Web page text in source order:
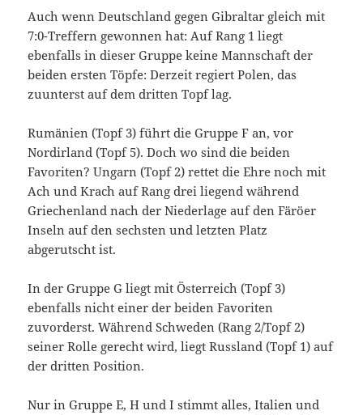
Auch wenn Deutschland gegen Gibraltar gleich mit
7:0-Treffern gewonnen hat: Auf Rang 1 liegt
ebenfalls in dieser Gruppe keine Mannschaft der
beiden ersten Töpfe: Derzeit regiert Polen, das
zuunterst auf dem dritten Topf lag.
Rumänien (Topf 3) führt die Gruppe F an, vor
Nordirland (Topf 5). Doch wo sind die beiden
Favoriten? Ungarn (Topf 2) rettet die Ehre noch mit
Ach und Krach auf Rang drei liegend während
Griechenland nach der Niederlage auf den Färöer
Inseln auf den sechsten und letzten Platz
abgerutscht ist.
In der Gruppe G liegt mit Österreich (Topf 3)
ebenfalls nicht einer der beiden Favoriten
zuvorderst. Während Schweden (Rang 2/Topf 2)
seiner Rolle gerecht wird, liegt Russland (Topf 1) auf
der dritten Position.
Nur in Gruppe E, H und I stimmt alles, Italien und